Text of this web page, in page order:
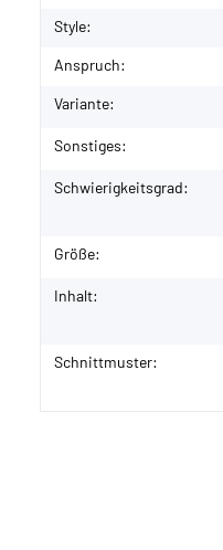
Style:
Anspruch:
Variante:
Sonstiges:
Schwierigkeitsgrad:
Größe:
Inhalt:
Schnittmuster: